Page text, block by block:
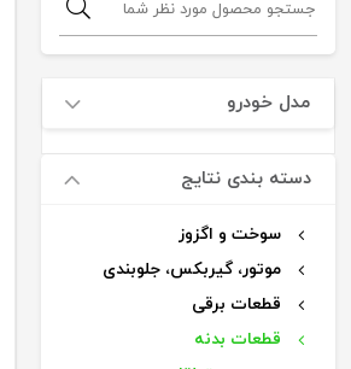
مدل خودرو
دسته بندی نتایج
سوخت و اگزوز
موتور، گیربکس، جلوبندی
قطعات برقی
قطعات بدنه